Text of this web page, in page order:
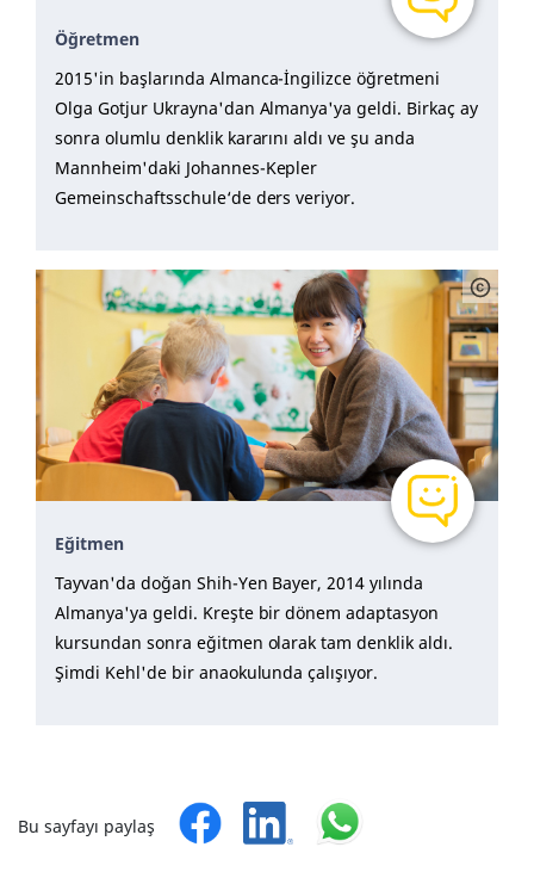
Öğretmen
2015'in başlarında Almanca-İngilizce öğretmeni
Olga Gotjur Ukrayna'dan Almanya'ya geldi. Birkaç ay
sonra olumlu denklik kararını aldı ve şu anda
Mannheim'daki Johannes-Kepler
Gemeinschaftsschule‘de ders veriyor.
Eğitmen
Tayvan'da doğan Shih-Yen Bayer, 2014 yılında
Almanya'ya geldi. Kreşte bir dönem adaptasyon
kursundan sonra eğitmen olarak tam denklik aldı.
Şimdi Kehl'de bir anaokulunda çalışıyor.
Bu sayfayı paylaş